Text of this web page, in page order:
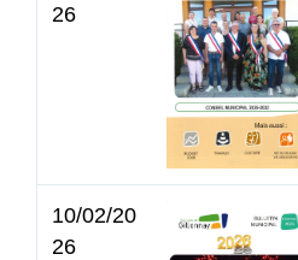
26
10/02/20
26